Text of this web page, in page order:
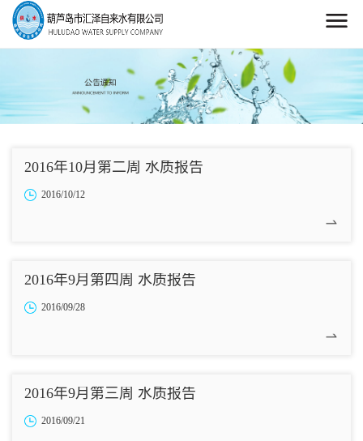
2016年10月第二周 水质报告
2016/10/12
2016年9月第四周 水质报告
2016/09/28
2016年9月第三周 水质报告
2016/09/21